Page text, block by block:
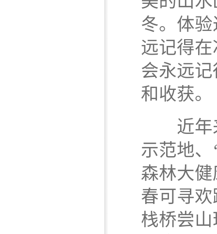
冬。体
远记得
会永远
和收获。
近年来
示范地、
森林大
春可寻
栈桥尝